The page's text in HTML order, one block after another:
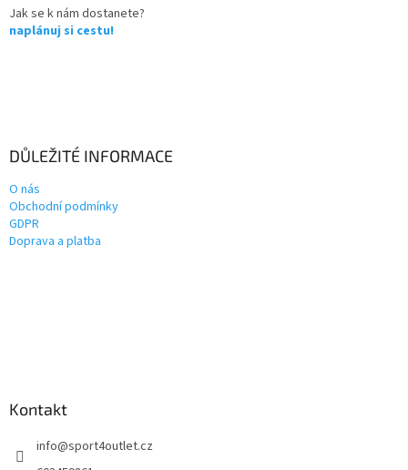
Jak se k nám dostanete?
naplánuj si cestu!
DŮLEŽITÉ INFORMACE
O nás
Obchodní podmínky
GDPR
Doprava a platba
Kontakt
info@sport4outlet.cz